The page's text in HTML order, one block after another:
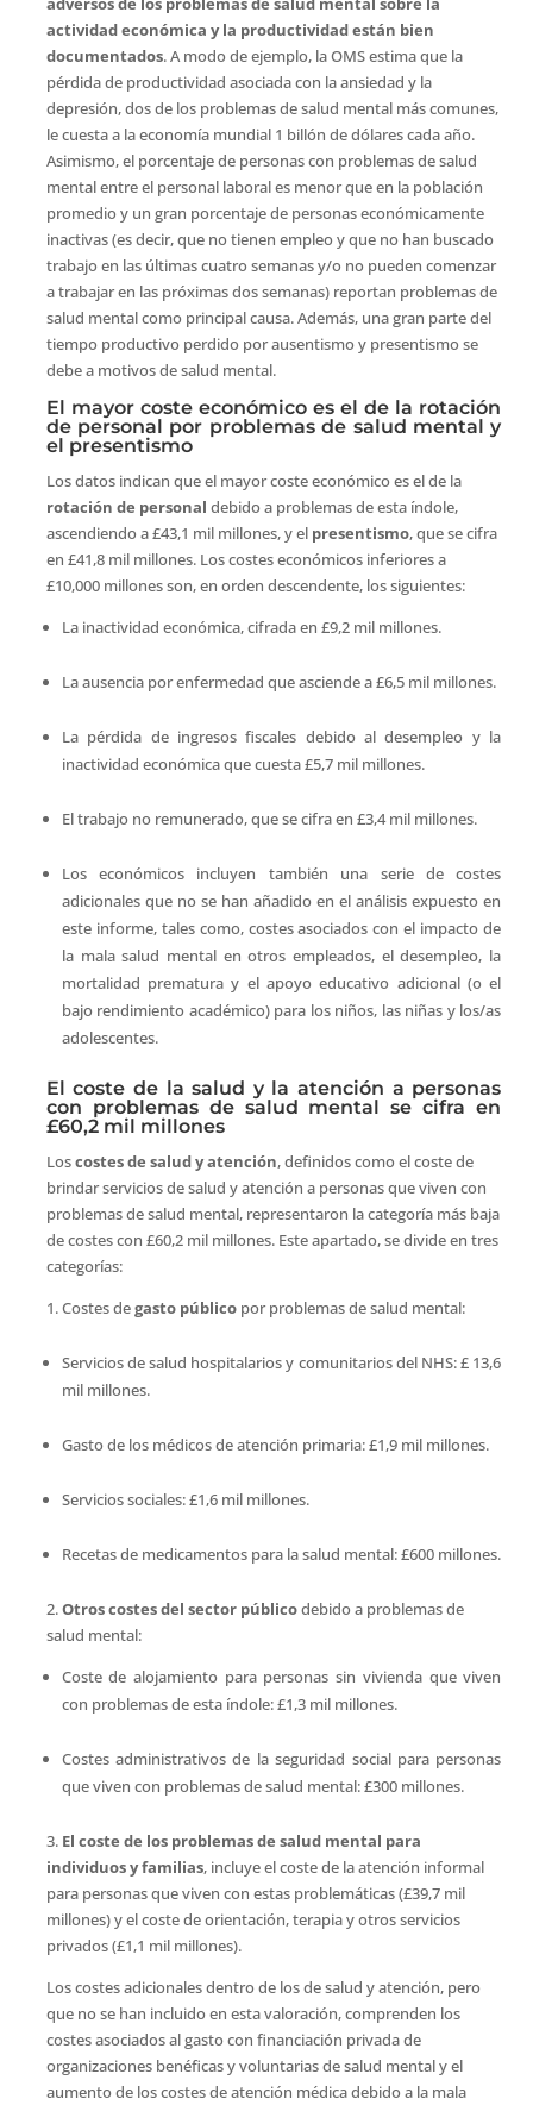
actividad económica y la productividad están bien
documentados. A modo de ejemplo, la OMS estima que la
pérdida de productividad asociada con la ansiedad y la
depresión, dos de los problemas de salud mental más comunes,
le cuesta a la economía mundial 1 billón de dólares cada año.
Asimismo, el porcentaje de personas con problemas de salud
mental entre el personal laboral es menor que en la población
promedio y un gran porcentaje de personas económicamente
inactivas (es decir, que no tienen empleo y que no han buscado
trabajo en las últimas cuatro semanas y/o no pueden comenzar
a trabajar en las próximas dos semanas) reportan problemas de
salud mental como principal causa. Además, una gran parte del
tiempo productivo perdido por ausentismo y presentismo se
debe a motivos de salud mental.
El mayor coste económico es el de la rotación
de personal por problemas de salud mental y
el presentismo
Los datos indican que el mayor coste económico es el de la
rotación de personal debido a problemas de esta índole,
ascendiendo a £43,1 mil millones, y el presentismo, que se cifra
en £41,8 mil millones. Los costes económicos inferiores a
£10,000 millones son, en orden descendente, los siguientes:
La inactividad económica, cifrada en £9,2 mil millones.
La ausencia por enfermedad que asciende a £6,5 mil millones.
La pérdida de ingresos fiscales debido al desempleo y la
inactividad económica que cuesta £5,7 mil millones.
El trabajo no remunerado, que se cifra en £3,4 mil millones.
Los económicos incluyen también una serie de costes
adicionales que no se han añadido en el análisis expuesto en
este informe, tales como, costes asociados con el impacto de
la mala salud mental en otros empleados, el desempleo, la
mortalidad prematura y el apoyo educativo adicional (o el
bajo rendimiento académico) para los niños, las niñas y los/as
adolescentes.
El coste de la salud y la atención a personas
con problemas de salud mental se cifra en
£60,2 mil millones
Loscostes de salud y atención, definidos como el coste de
brindar servicios de salud y atención a personas que viven con
problemas de salud mental, representaron la categoría más baja
de costes con £60,2 mil millones. Este apartado, se divide en tres
categorías:
Costes degasto público por problemas de salud mental:
Servicios de salud hospitalarios y comunitarios del NHS: £ 13,6
mil millones.
Gasto de los médicos de atención primaria: £1,9 mil millones.
Servicios sociales: £1,6 mil millones.
Recetas de medicamentos para la salud mental: £600 millones.
2.Otros costes del sector públicodebido a problemas de
salud mental:
Coste de alojamiento para personas sin vivienda que viven
con problemas de esta índole: £1,3 mil millones.
Costes administrativos de la seguridad social para personas
que viven con problemas de salud mental: £300 millones.
3. El coste de los problemas de salud mental para
individuos y familias, incluye el coste de la atención informal
para personas que viven con estas problemáticas (£39,7 mil
millones) y el coste de orientación, terapia y otros servicios
privados (£1,1 mil millones).
Los costes adicionales dentro de los de salud y atención, pero
que no se han incluido en esta valoración, comprenden los
costes asociados al gasto con financiación privada de
organizaciones benéficas y voluntarias de salud mental y el
aumento de los costes de atención médica debido a la mala